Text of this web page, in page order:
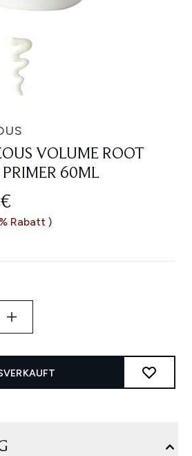
VOLUME ROOT
60ML
PREIS:
Rabatt )